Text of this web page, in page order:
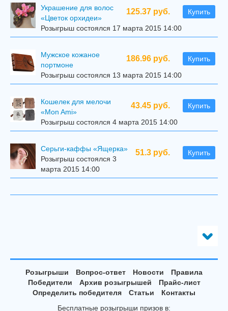
125.37 руб. Купить
Украшение для волос
«Цветок орхидеи»
Розыгрыш состоялся 17 марта 2015 14:00
186.96 руб. Купить
Мужское кожаное
портмоне
Розыгрыш состоялся 13 марта 2015 14:00
43.45 руб. Купить
Кошелек для мелочи
«Mon Ami»
Розыгрыш состоялся 4 марта 2015 14:00
51.3 руб. Купить
Серьги-каффы «Ящерка»
Розыгрыш состоялся 3
марта 2015 14:00
Розыгрыши Вопрос-ответ Новости
Правила
Победители
Архив розыгрышей
Прайс-лист
Определить победителя
Статьи
Контакты
Бесплатные розыгрыши призов в: